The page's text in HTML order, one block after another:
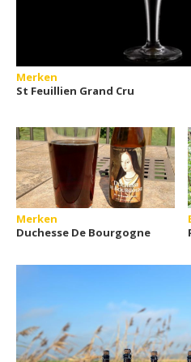
Merken
St Feuillien Grand Cru
Merken
Duchesse De Bourgogne